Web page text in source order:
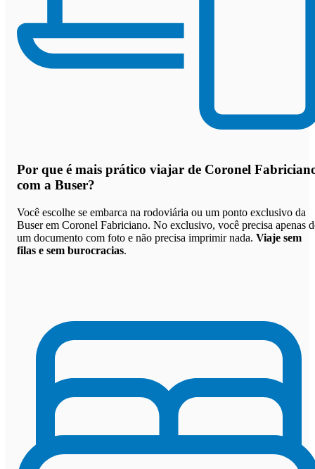
Por que é mais prático viajar de Coronel
com a Buser?
Você escolhe se embarca na rodoviária ou um ponto exclusivo da
Buser em Coronel Fabriciano. No exclusivo, você precisa apenas
um documento com foto e não precisa imprimir nada. Viaje sem
filas e sem burocracias.